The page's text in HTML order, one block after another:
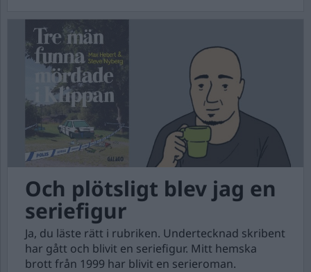
Och plötsligt blev jag en
seriefigur
Ja, du läste rätt i rubriken. Undertecknad skribent
har gått och blivit en seriefigur. Mitt hemska
brott från 1999 har blivit en serieroman.